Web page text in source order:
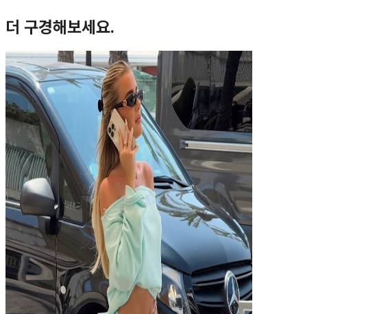
더 구경해보세요.